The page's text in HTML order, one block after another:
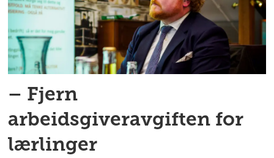
– Fjern
arbeidsgiveravgiften for
lærlinger